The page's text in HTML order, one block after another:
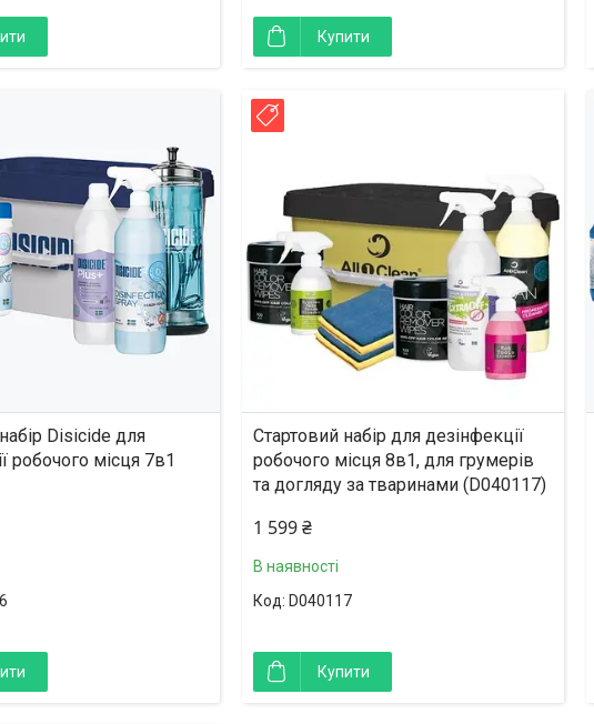
Купити
Disicide для
робочого місця 7в1
Стартовий набір для дезінфекції
робочого місця 8в1, для грумерів
та догляду за тваринами (D040117)
1 599 ₴
В наявності
D040117
Купити